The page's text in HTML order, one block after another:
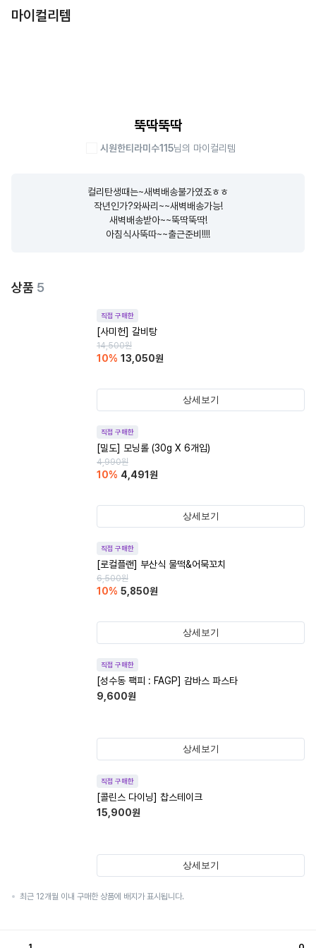
마이컬리템
뚝딱뚝딱
시원한티라미수115님의 마이컬리템
컬리탄생때는~새벽배송불가였죠ㅎㅎ
작년인가?와싸리~~새벽배송가능!
새벽배송받아~~뚝딱뚝딱!
아침식사뚝따~~출근준비!!!!
상품 5
직접 구매한
[사미헌] 갈비탕
14,500원
10% 13,050원
상세보기
직접 구매한
[밀도] 모닝롤 (30g X 6개입)
4,990원
10% 4,491 원
상세보기
직접 구매한
[로컬플랜] 부산식 물떡&어묵꼬치
6,500원
10% 5,850원
상세보기
직접 구매한
[성수동 팩피 : FAGP] 감바스 파스타
9,600원
상세보기
직접 구매한
[콜린스 다이닝] 찹스테이크
15,900원
상세보기
최근 12개월 이내 구매한 상품에 배지가 표시됩니다.